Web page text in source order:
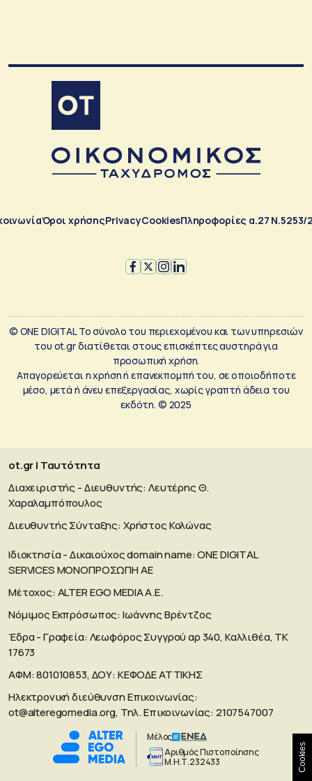
Όροι χρήσηςPrivacyCookiesΠληροφορίες α.27 Ν.5253/
© ONE DIGITAL Το σύνολο του περιεχομένου και των υπηρεσιών
του ot.gr διατίθεται στους επισκέπτες αυστηρά για
προσωπική χρήση.
Απαγορεύεται η χρήση ή επανεκπομπή του, σε οποιοδήποτε
μέσο, μετά ή άνευ επεξεργασίας, χωρίς γραπτή άδεια του
εκδότη. © 2025
ot.gr | Ταυτότητα
Διαχειριστής - Διευθυντής: Λευτέρης Θ.
Χαραλαμπόπουλος
Διευθυντής Σύνταξης: Χρήστος Κολώνας
Ιδιοκτησία - Δικαιούχος domain name: ΟΝΕ DIGITAL
SERVICES MONOΠΡΟΣΩΠΗ ΑΕ
Μέτοχος: ALTER EGO MEDIA A.E.
Νόμιμος Εκπρόσωπος: Ιωάννης Βρέντζος
Έδρα - Γραφεία: Λεωφόρος Συγγρού αρ 340, Καλλιθέα, ΤΚ
17673
ΑΦΜ: 801010853, ΔΟΥ: ΚΕΦΟΔΕ ΑΤΤΙΚΗΣ
Ηλεκτρονική διεύθυνση Επικοινωνίας:
ot@alteregomedia.org, Τηλ. Επικοινωνίας: 2107547007
Μέλος
Aριθμός Πιστοποίησης
Μ.Η.Τ.232433
Cookies